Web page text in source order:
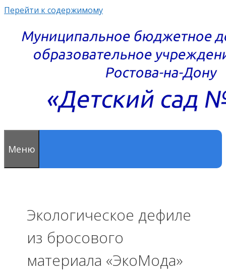
Перейти к содержимому
Меню
Экологическое дефиле
из бросового
материала «ЭкоМода»